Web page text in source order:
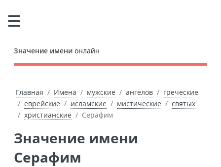
Значение имени онлайн
Главная Имена мужские ангелов
греческие
еврейские
исламские мистические
святых
христианские
Серафим
Значение имени
Серафим